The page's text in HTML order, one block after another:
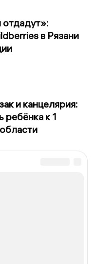
в Рязани
и канцелярия:
ребёнка к 1